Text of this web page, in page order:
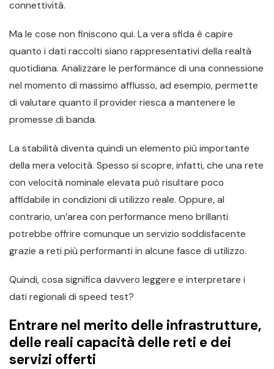
connettività.
Ma le cose non finiscono qui. La vera sfida è capire
quanto i dati raccolti siano rappresentativi della realtà
quotidiana. Analizzare le performance di una connessione
nel momento di massimo afflusso, ad esempio, permette
di valutare quanto il provider riesca a mantenere le
promesse di banda.
La stabilità diventa quindi un elemento più importante
della mera velocità. Spesso si scopre, infatti, che una rete
con velocità nominale elevata può risultare poco
affidabile in condizioni di utilizzo reale. Oppure, al
contrario, un’area con performance meno brillanti
potrebbe offrire comunque un servizio soddisfacente
grazie a reti più performanti in alcune fasce di utilizzo.
Quindi, cosa significa davvero leggere e interpretare i
dati regionali di speed test?
Entrare nel merito delle infrastrutture,
delle reali capacità delle reti e dei
servizi offerti